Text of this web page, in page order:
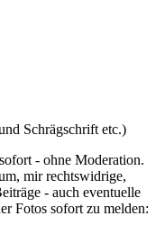
Schrägschrift etc.)
- ohne Moderation.
mir rechtswidrige,
- auch eventuelle
Fotos sofort zu melden: